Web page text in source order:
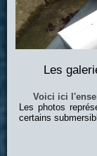
Les
Voici ici
Les photos
certains